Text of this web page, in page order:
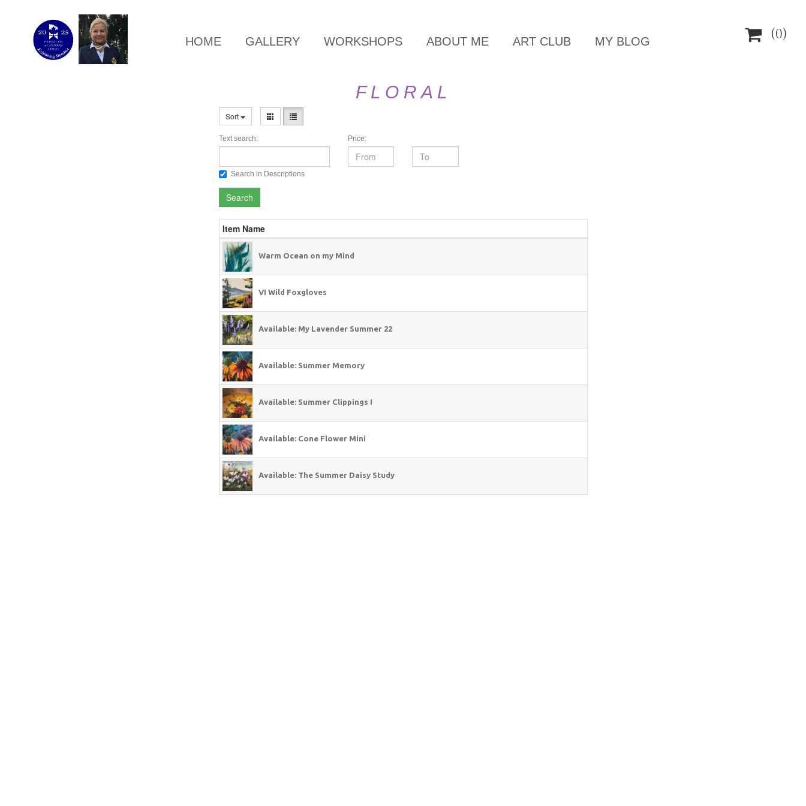
HOME GALLERY WORKSHOPS ABOUT ME ART CLUB MY BLOG  (0)
F L O R A L
Sort
Text search:
Search in Descriptions
Price:
Search
Item Name
Warm Ocean on my Mind
VI Wild Foxgloves
Available: My Lavender Summer 22
Available: Summer Memory
Available: Summer Clippings I
Available: Cone Flower Mini
Available: The Summer Daisy Study